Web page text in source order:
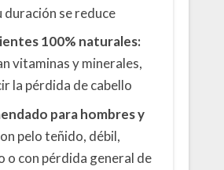
duración se reduce
100% naturales:
vitaminas y minerales,
la pérdida de cabello
para hombres y
pelo teñido, débil,
o con pérdida general de